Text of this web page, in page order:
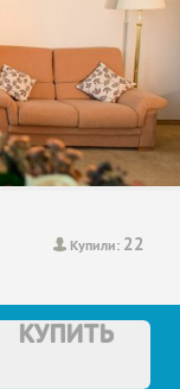
Купили: 22
КУПИТЬ